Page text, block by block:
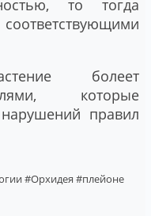
то тогда
болеет
которые
правил
#Орхидея #плейоне